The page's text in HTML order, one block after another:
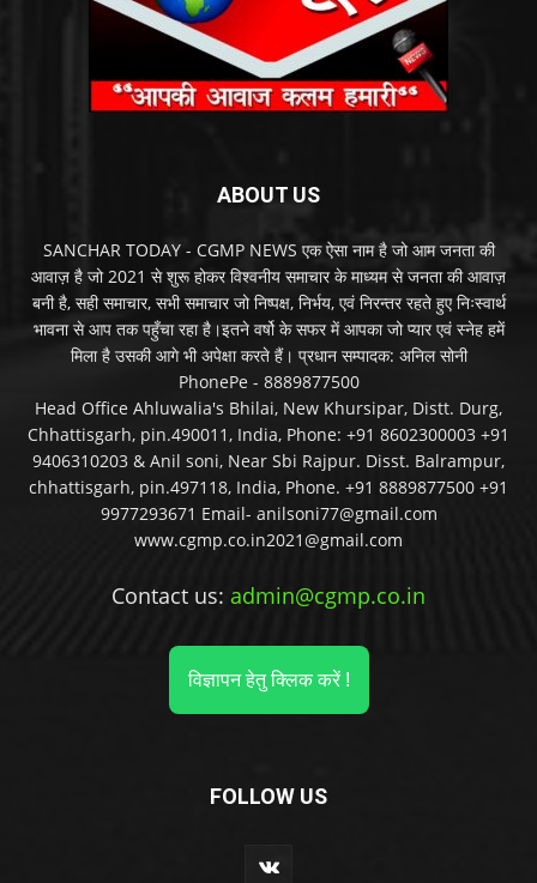
ABOUT US
SANCHAR TODAY - CGMP NEWS एक ऐसा नाम है जो आम जनता की
आवाज़ है जो 2021 से शुरू होकर विश्वनीय समाचार के माध्यम से जनता की आवाज़
बनी है, सही समाचार, सभी समाचार जो निष्पक्ष, निर्भय, एवं निरन्तर रहते हुए निःस्वार्थ
भावना से आप तक पहुँचा रहा है।इतने वर्षो के सफर में आपका जो प्यार एवं स्नेह हमें
मिला है उसकी आगे भी अपेक्षा करते हैं। प्रधान सम्पादक: अनिल सोनी
PhonePe - 8889877500
Head Office Ahluwalia's Bhilai, New Khursipar, Distt. Durg,
Chhattisgarh, pin.490011, India, Phone: +91 8602300003 +91
9406310203 & Anil soni, Near Sbi Rajpur. Disst. Balrampur,
chhattisgarh, pin.497118, India, Phone. +91 8889877500 +91
9977293671 Email- anilsoni77@gmail.com
www.cgmp.co.in2021@gmail.com
Contact us: admin@cgmp.co.in
विज्ञापन हेतु क्लिक करें !
FOLLOW US